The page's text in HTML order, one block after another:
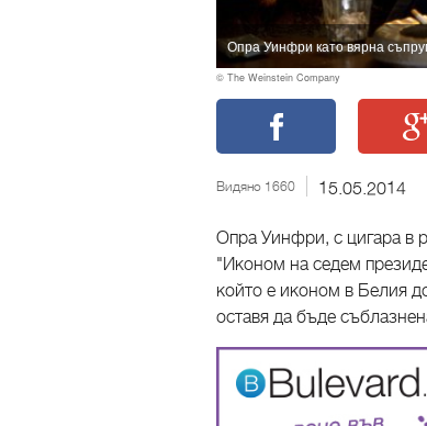
Опра Уинфри като вярна
© The Weinstein Company
Видяно 1660 15.05.2014
Опра Уинфри, с цигара в
"Иконом на седем
който е иконом в Белия
оставя да бъде